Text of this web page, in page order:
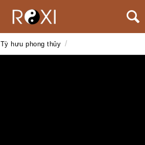
Tỳ hưu phong thủy /